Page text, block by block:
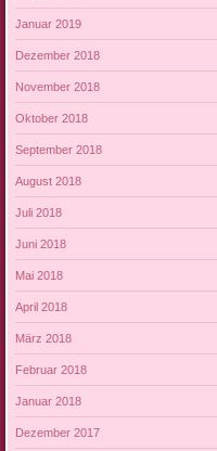
Januar 2019
Dezember 2018
November 2018
Oktober 2018
September 2018
August 2018
Juli 2018
Juni 2018
Mai 2018
April 2018
März 2018
Februar 2018
Januar 2018
Dezember 2017